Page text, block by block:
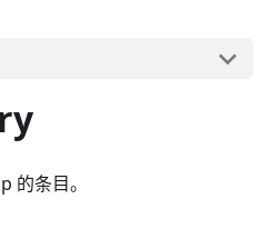
的条目。